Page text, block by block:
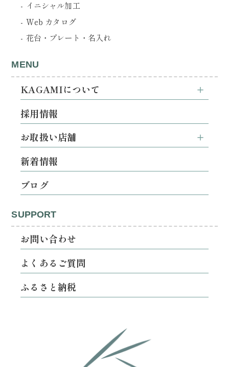
イニシャル加工
Web カタログ
花台・プレート・名入れ
MENU
KAGAMIについて
採用情報
お取扱い店舗
新着情報
ブログ
SUPPORT
お問い合わせ
よくあるご質問
ふるさと納税